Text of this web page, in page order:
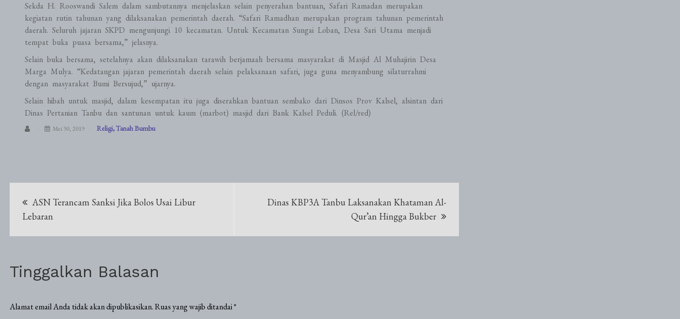
Sekda H. Rooswandi Salem dalam sambutannya menjelaskan selain penyerahan bantuan, Safari Ramadan merupakan
kegiatan rutin tahunan yang dilaksanakan pemerintah daerah. “Safari Ramadhan merupakan program tahunan pemerintah
daerah. Seluruh jajaran SKPD mengunjungi 10 kecamatan. Untuk Kecamatan Sungai Loban, Desa Sari Utama menjadi
tempat buka puasa bersama,” jelasnya.
Selain buka bersama, setelahnya akan dilaksanakan tarawih berjamaah bersama masyarakat di Masjid Al Muhajirin Desa
Marga Mulya. “Kedatangan jajaran pemerintah daerah selain pelaksanaan safari, juga guna menyambung silaturrahmi
dengan masyarakat Bumi Bersujud,” ujarnya.
Selain hibah untuk masjid, dalam kesempatan itu juga diserahkan bantuan sembako dari Dinsos Prov Kalsel, alsintan dari
Dinas Pertanian Tanbu dan santunan untuk kaum (marbot) masjid dari Bank Kalsel Peduli. (Rel/red)
Mei 30, 2019 Religi Tanah Bumbu
Navigasi
pos
ASN Terancam Sanksi Jika Bolos Usai Libur
Lebaran
Dinas KBP3A Tanbu Laksanakan Khataman Al-
Qur’an Hingga Bukber
Tinggalkan Balasan
Alamat email Anda tidak akan dipublikasikan.Ruas yang wajib ditandai*